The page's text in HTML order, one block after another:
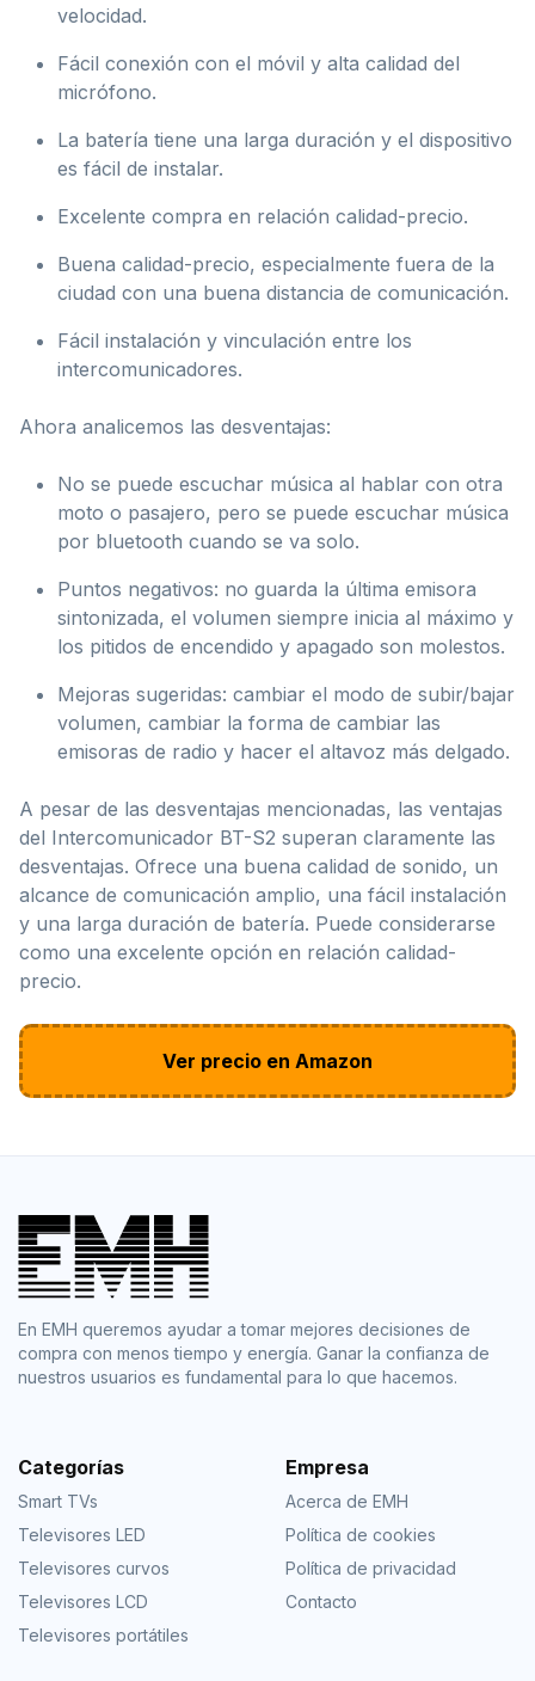
velocidad.
Fácil conexión con el móvil y alta calidad del
micrófono.
La batería tiene una larga duración y el dispositivo
es fácil de instalar.
Excelente compra en relación calidad-precio.
Buena calidad-precio, especialmente fuera de la
ciudad con una buena distancia de comunicación.
Fácil instalación y vinculación entre los
intercomunicadores.
Ahora analicemos las desventajas:
No se puede escuchar música al hablar con otra
moto o pasajero, pero se puede escuchar música
por bluetooth cuando se va solo.
Puntos negativos: no guarda la última emisora
sintonizada, el volumen siempre inicia al máximo y
los pitidos de encendido y apagado son molestos.
Mejoras sugeridas: cambiar el modo de subir/bajar
volumen, cambiar la forma de cambiar las
emisoras de radio y hacer el altavoz más delgado.
A pesar de las desventajas mencionadas, las ventajas
del Intercomunicador BT-S2 superan claramente las
desventajas. Ofrece una buena calidad de sonido, un
alcance de comunicación amplio, una fácil instalación
y una larga duración de batería. Puede considerarse
como una excelente opción en relación calidad-
precio.
Ver precio en Amazon
En EMH queremos ayudar a tomar mejores decisiones de
compra con menos tiempo y energía. Ganar la confianza de
nuestros usuarios es fundamental para lo que hacemos.
Categorías
Smart TVs
Televisores LED
Televisores curvos
Televisores LCD
Televisores portátiles
Empresa
Acerca de EMH
Política de cookies
Política de privacidad
Contacto